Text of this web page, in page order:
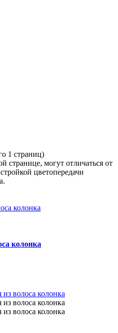
1 страниц)
странице, могут отличаться от
цветопередачи
колонка